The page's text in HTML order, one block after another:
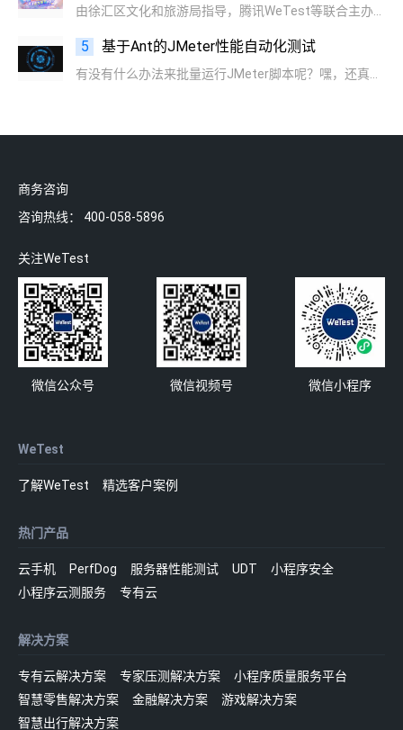
5 基于Ant的JMeter性能自动化测试
商务咨询
咨询热线：
400-058-5896
关注WeTest
微信公众号 微信视频号 微信小程序
WeTest
了解WeTest 精选客户案例
热门产品
云手机 PerfDog 服务器性能测试 UDT
小程序安全
小程序云测服务
专有云
解决方案
专有云解决方案 专家压测解决方案
小程序质量服务平台
智慧零售解决方案
金融解决方案
游戏解决方案
智慧出行解决方案